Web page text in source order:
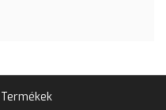
Termékek